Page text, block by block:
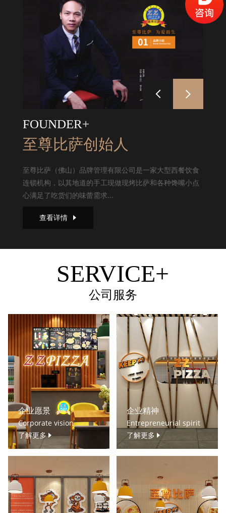
FOUNDER+
至尊比萨创始人
至尊比萨（佛山）品牌管理有限公司是一家大型西餐饮食
连锁机构，以其地道的手工现做现烤比萨和各种馋嘴小点
心满足了吃货们的味蕾需求...
查看详情
SERVICE+
公司服务
企业愿景
Corporate vision
了解更多
企业精神
Entrepreneurial spirit
了解更多